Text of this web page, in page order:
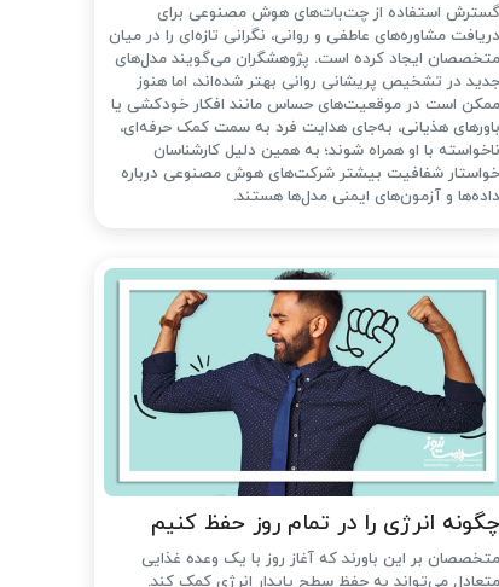
گسترش استفاده از چت‌بات‌های هوش مصنوعی برای
دریافت مشاوره‌های عاطفی و روانی، نگرانی تازه‌ای را در میان
متخصصان ایجاد کرده است. پژوهشگران می‌گویند مدل‌های
جدید در تشخیص پریشانی روانی بهتر شده‌اند، اما هنوز
ممکن است در موقعیت‌های حساس مانند افکار خودکشی یا
باورهای هذیانی، به‌جای هدایت فرد به سمت کمک حرفه‌ای،
ناخواسته با او همراه شوند؛ به همین دلیل کارشناسان
خواستار شفافیت بیشتر شرکت‌های هوش مصنوعی درباره
داده‌ها و آزمون‌های ایمنی مدل‌ها هستند.
چگونه انرژی را در تمام روز حفظ کنیم
متخصصان بر این باورند که آغاز روز با یک وعده غذایی
متعادل می‌تواند به حفظ سطح پایدار انرژی کمک کند.